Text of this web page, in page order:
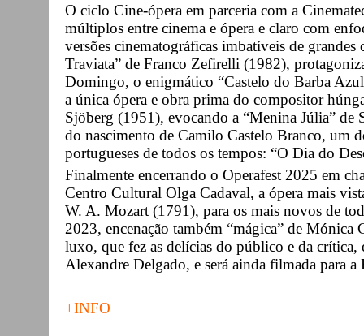
O ciclo Cine-ópera em parceria com a
múltiplos entre cinema e ópera e claro com
versões cinematográficas imbatíveis de grandes
Traviata” de Franco Zefirelli (1982),
Domingo, o enigmático “Castelo do Barba
a única ópera e obra prima do compositor
Sjöberg (1951), evocando a “Menina Júlia” de
do nascimento de Camilo Castelo Branco, um
portugueses de todos os tempos: “O Dia do
Finalmente encerrando o Operafest 2025 em
Centro Cultural Olga Cadaval, a ópera mais
W. A. Mozart (1791), para os mais novos de
2023, encenação também “mágica” de
luxo, que fez as delícias do público e da crítica,
Alexandre Delgado, e será ainda filmada para a
+INFO